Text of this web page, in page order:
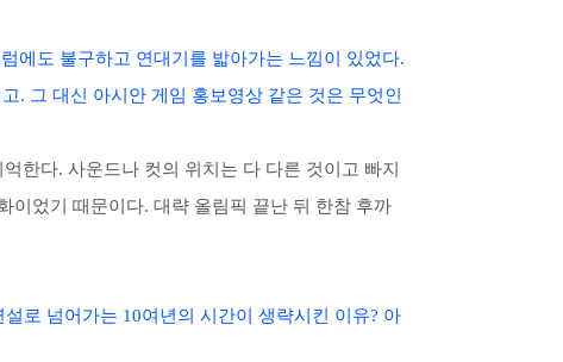
에도 불구하고 연대기를 밟아가는 느낌이 있었다.
. 그 대신 아시안 게임 홍보영상 같은 것은 무엇인
한다. 사운드나 컷의 위치는 다 다른 것이고 빠지
이었기 때문이다. 대략 올림픽 끝난 뒤 한참 후까
로 넘어가는 10여년의 시간이 생략시킨 이유? 아